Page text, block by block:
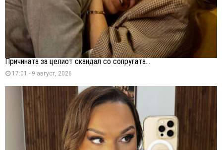
Причината за целиот скандал со сопругата...
17:01 - 9 август, 2026